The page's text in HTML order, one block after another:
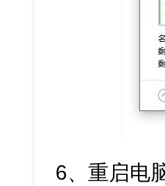
6、重启电